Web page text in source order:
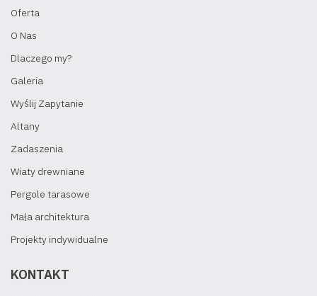
Oferta
O Nas
Dlaczego my?
Galeria
Wyślij Zapytanie
Altany
Zadaszenia
Wiaty drewniane
Pergole tarasowe
Mała architektura
Projekty indywidualne
KONTAKT